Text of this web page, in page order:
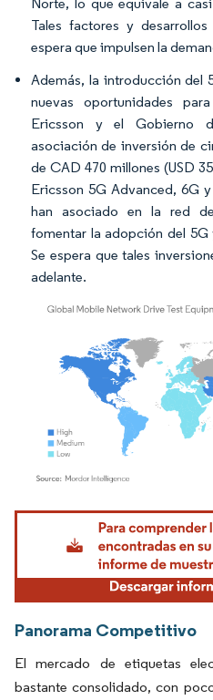
Tales factores y
espera que impulsen la
Además, la introducción del
nuevas oportunidades
Ericsson y el Gobierno
asociación de inversión de
de CAD 470 millones (USD
Ericsson 5G Advanced, 6G
han asociado en la red
fomentar la adopción del
Se espera que tales
adelante.
Imagen © Mordor Intelligence. El uso
Panorama Competitivo
El mercado de etiquetas
bastante consolidado, con